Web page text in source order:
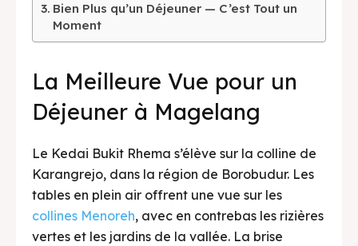
Bien Plus qu’un Déjeuner — C’est Tout un
Moment
La Meilleure Vue pour un
Déjeuner à Magelang
Le Kedai Bukit Rhema s’élève sur la colline de
Karangrejo, dans la région de Borobudur. Les
tables en plein air offrent une vue sur les
collines Menoreh, avec en contrebas les rizières
vertes et les jardins de la vallée. La brise